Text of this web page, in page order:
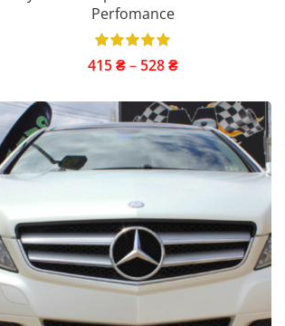
Perfomance
415₴– 528₴